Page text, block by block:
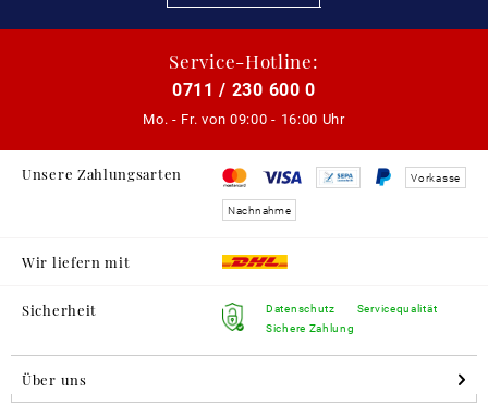
Service-Hotline:
0711 / 230 600 0
Mo. - Fr. von 09:00 - 16:00 Uhr
Unsere Zahlungsarten Vorkasse
Nachnahme
Wir liefern mit
Sicherheit
Datenschutz
Sichere Zahlung
Servicequalität
Über uns